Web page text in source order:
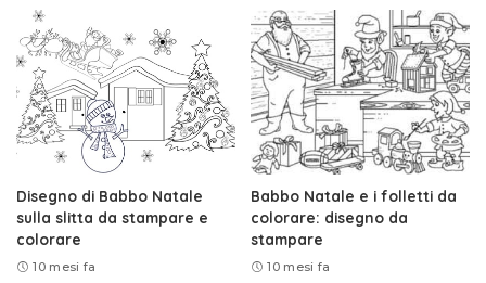
Disegno di Babbo Natale
sulla slitta da stampare e
colorare
10 mesi fa
Babbo Natale e i folletti da
colorare: disegno da
stampare
10 mesi fa